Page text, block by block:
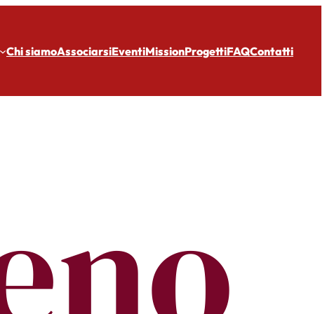
Chi siamoAssociarsiEventiMissionProgettiFAQContatti